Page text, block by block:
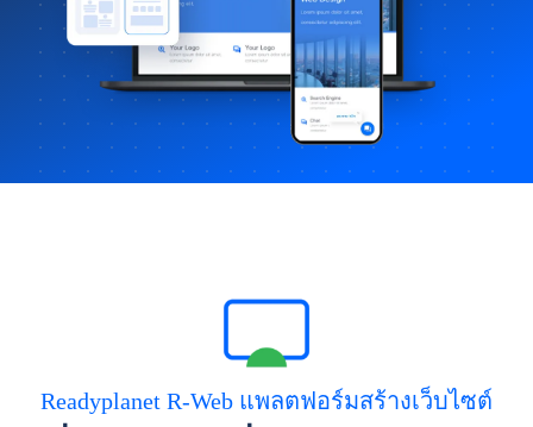
Readyplanet R-Web แพลตฟอร์มสร้างเว็บไซต์